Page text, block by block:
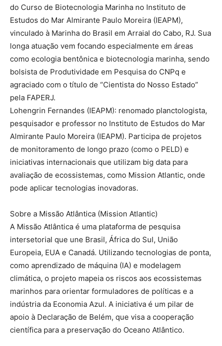
do Curso de Biotecnologia Marinha no Instituto de
Estudos do Mar Almirante Paulo Moreira (IEAPM),
vinculado à Marinha do Brasil em Arraial do Cabo, RJ. Sua
longa atuação vem focando especialmente em áreas
como ecologia bentônica e biotecnologia marinha, sendo
bolsista de Produtividade em Pesquisa do CNPq e
agraciado com o título de “Cientista do Nosso Estado”
pela FAPERJ.
Lohengrin Fernandes (IEAPM): renomado planctologista,
pesquisador e professor no Instituto de Estudos do Mar
Almirante Paulo Moreira (IEAPM). Participa de projetos
de monitoramento de longo prazo (como o PELD) e
iniciativas internacionais que utilizam big data para
avaliação de ecossistemas, como Mission Atlantic, onde
pode aplicar tecnologias inovadoras.
Sobre a Missão Atlântica (Mission Atlantic)
A Missão Atlântica é uma plataforma de pesquisa
intersetorial que une Brasil, África do Sul, União
Europeia, EUA e Canadá. Utilizando tecnologias de ponta,
como aprendizado de máquina (IA) e modelagem
climática, o projeto mapeia os riscos aos ecossistemas
marinhos para orientar formuladores de políticas e a
indústria da Economia Azul. A iniciativa é um pilar de
apoio à Declaração de Belém, que visa a cooperação
científica para a preservação do Oceano Atlântico.